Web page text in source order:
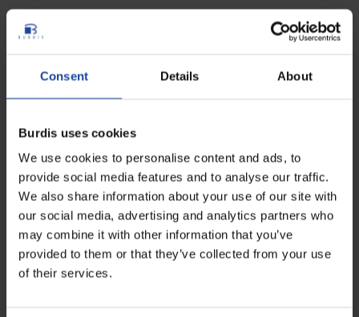
Consent Details About
Burdis uses cookies
We use cookies to personalise content and ads, to
provide social media features and to analyse our traffic.
We also share information about your use of our site with
our social media, advertising and analytics partners who
may combine it with other information that you’ve
provided to them or that they’ve collected from your use
of their services.
Poids
Coloris
Hauteur de tige 37.5 cm
Avis 1
bellanger O.
Le Client a évalué le produit, mais n’a pas laissé de